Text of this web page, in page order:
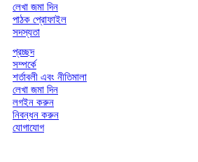
লেখা জমা দিন
পাঠক প্রোফাইল
সদস্যতা
প্রচ্ছদ
সম্পর্কে
শর্তাবলী এবং নীতিমালা
লেখা জমা দিন
লগইন করুন
নিবন্ধন করুন
যোগাযোগ